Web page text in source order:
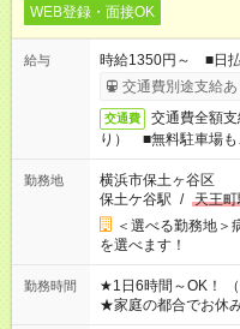
WEB登録・面接OK
給与
時給1350円～ ■日
交通費別途支給あ
交通費
交通費全額
り） ■無料駐車場も
勤務地
横浜市保土ヶ谷区
保土ケ谷駅 / 天王
＜選べる勤務地
を選べます！
勤務時間
★1日6時間～OK！
★家庭の都合でお休
※シフトはご希望に合わせて